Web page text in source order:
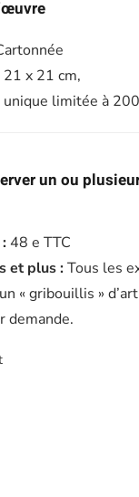
21 x 21 cm,
unique limitée à
un ou
48 e TTC
et plus :Tous les
« gribouillis »
demande.